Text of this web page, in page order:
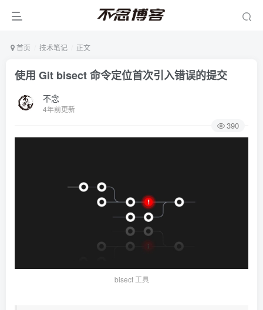
首页 技术笔记 正文
使用 Git bisect 命令定位首次引入错误的提交
不念
4年前更新
390
bisect 工具